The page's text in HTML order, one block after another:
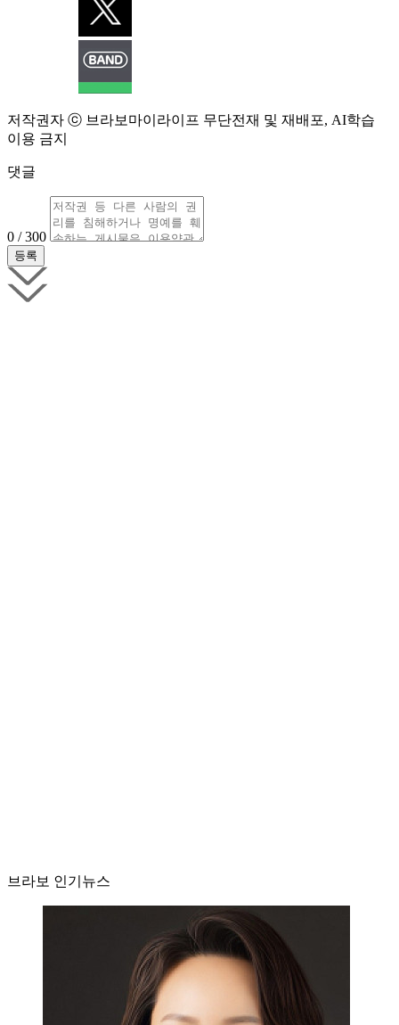
저작권자 ⓒ 브라보마이라이프 무단전재 및 재배포, AI학습
이용 금지
댓글
0 / 300
브라보 인기뉴스